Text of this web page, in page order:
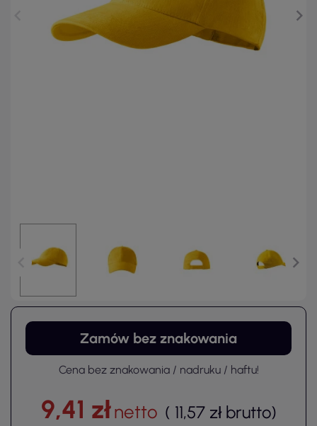
Zamów bez znakowania
Cena bez znakowania / nadruku / haftu!
9,41 złnetto ( 11,57 zł brutto)